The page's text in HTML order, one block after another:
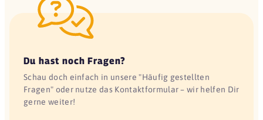
Du hast noch Fragen?
Schau doch einfach in unsere "Häufig gestellten
Fragen" oder nutze das Kontaktformular – wir helfen Dir
gerne weiter!